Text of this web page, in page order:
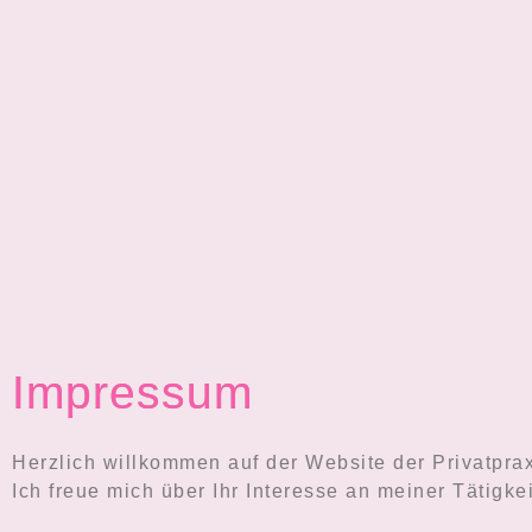
Impressum
Herzlich willkommen auf der Website der
Ich freue mich über Ihr Interesse an meiner